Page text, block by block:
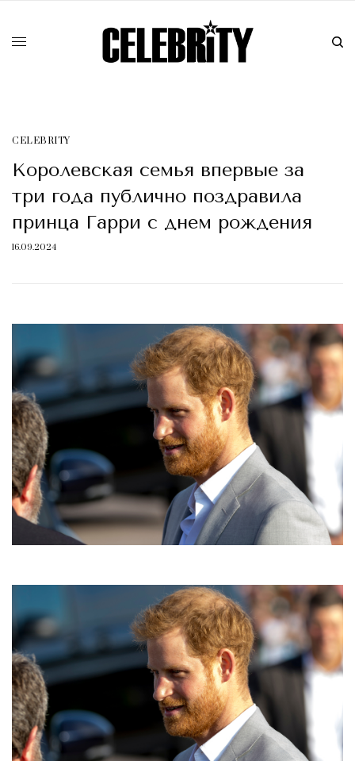
CELEBRITY
Королевская семья впервые за
три года публично поздравила
принца Гарри с днем рождения
16.09.2024